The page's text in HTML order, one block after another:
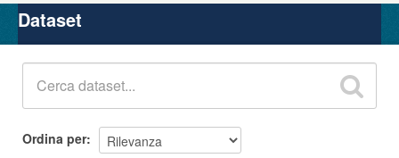
Organizzazioni
Gruppi
Dataset
Ordina per